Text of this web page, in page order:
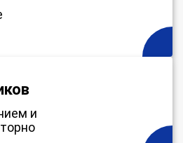
и